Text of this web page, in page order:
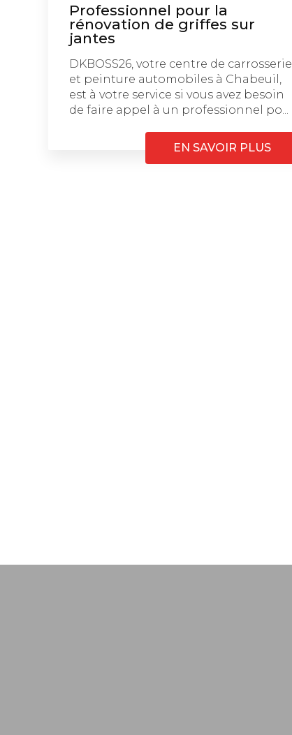
Professionnel pour la
rénovation de griffes sur
jantes
DKBOSS26, votre centre de carrosserie
et peinture automobiles à Chabeuil,
est à votre service si vous avez besoin
de faire appel à un professionnel po...
EN SAVOIR PLUS